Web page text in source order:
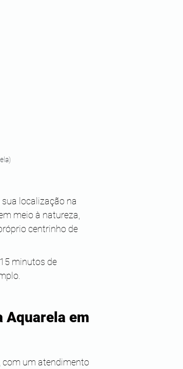
localização na
meio à natureza,
centrinho de
minutos de
Aquarela em
, com um atendimento